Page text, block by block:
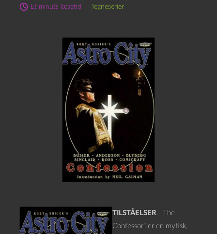
Et minuts læsetid
Tegneserier
TILSTÅELSER. “The
Confessor” er en mytisk,